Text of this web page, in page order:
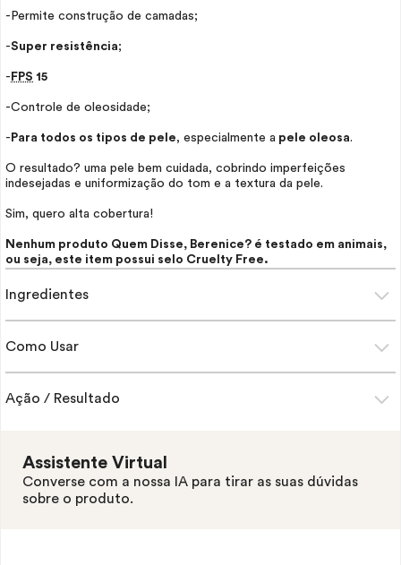
-Permite construção de camadas;
-Super resistência;
- FPS 15
-Controle de oleosidade;
- Para todos os tipos de pele, especialmente a pele oleosa.
O resultado? uma pele bem cuidada, cobrindo imperfeições
indesejadas e uniformização do tom e a textura da pele.
Sim, quero alta cobertura!
Nenhum produto Quem Disse, Berenice? é testado em animais,
ou seja, este item possui selo Cruelty Free.
Ingredientes
Como Usar
Ação / Resultado
Assistente Virtual
Converse com a nossa IA para tirar as suas dúvidas
sobre o produto.